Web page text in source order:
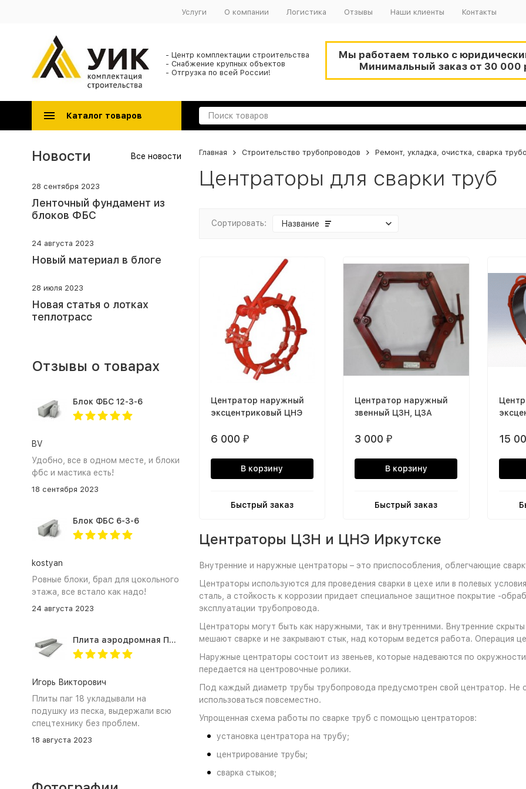
Услуги О компании Логистика Отзывы Наши клиенты Контакты
- Центр комплектации строительства
- Снабжение крупных объектов
- Отгрузка по всей России!
Мы работаем только с
Минимальный заказ от 30 000
Каталог товаров
Главная Строительство трубопроводов Ремонт, укладка, очистка, сварка
Центраторы для сварки труб
Сортировать: Название
Центратор наружный
эксцентриковый ЦНЭ
6 000 ₽
В корзину
Быстрый заказ
Центратор наружный
звенный ЦЗН, ЦЗА
3 000 ₽
В корзину
Быстрый заказ
15
Центраторы ЦЗН и ЦНЭ Иркутске
Внутренние и наружные центраторы – это приспособления, облегчающие
Центраторы используются для проведения сварки в цехе или в полевых
сталь, а стойкость к коррозии придает специальное защитное покрытие -
эксплуатации трубопровода.
Центраторы могут быть как наружными, так и внутренними. Внутренние
мешают сварке и не закрывают стык, над которым ведется работа. Операция
Наружные центраторы состоит из звеньев, которые надеваются по
передается на центровочные ролики.
Под каждый диаметр трубы трубопровода предусмотрен свой центратор. Не
использоваться повсеместно.
Упрощенная схема работы по сварке труб с помощью центраторов:
установка центратора на трубу;
центрирование трубы;
сварка стыков;
Новости Все новости
28 сентября 2023
Ленточный фундамент из
блоков ФБС
24 августа 2023
Новый материал в блоге
28 июля 2023
Новая статья о лотках
теплотрасс
Отзывы о товарах
Блок ФБС 12-3-6
BV
Удобно, все в одном месте, и блоки
фбс и мастика есть!
18 сентября 2023
Блок ФБС 6-3-6
kostyan
Ровные блоки, брал для цокольного
этажа, все встало как надо!
24 августа 2023
Плита аэродромная ПАГ 18
Игорь Викторович
Плиты паг 18 укладывали на
подушку из песка, выдержали всю
спецтехнику без проблем.
18 августа 2023